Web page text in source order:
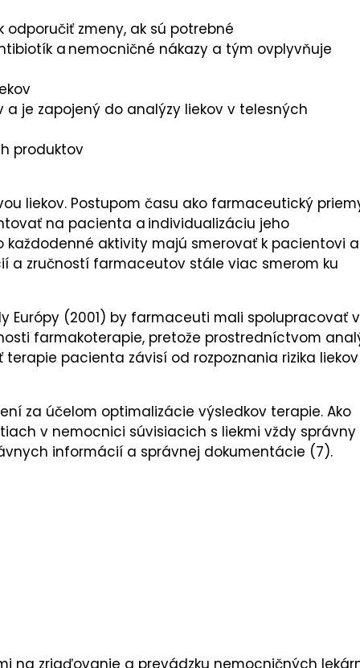
zmeny, ak sú potrebné
a nemocničné nákazy a tým ovplyvňuje
je zapojený do analýzy liekov v telesných
produktov
liekov. Postupom času ako farmaceutický
na pacienta a individualizáciu jeho
každodenné aktivity majú smerovať k pacientovi a
a zručností farmaceutov stále viac smerom ku
Európy (2001) by farmaceuti mali spolupracovať v
farmakoterapie, pretože prostredníctvom
pacienta závisí od rozpoznania rizika
za účelom optimalizácie výsledkov terapie. Ako
v nemocnici súvisiacich s liekmi vždy správny
informácií a správnej dokumentácie (7).
na zriaďovanie a prevádzku nemocničných